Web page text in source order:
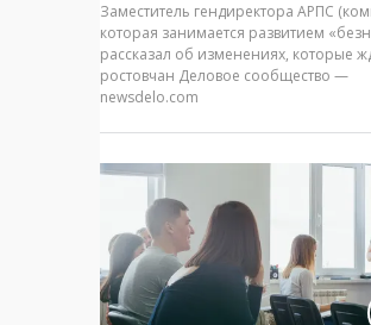
Заместитель гендиректора АРПС
которая занимается развитием
рассказал об изменениях, которые
ростовчан Деловое сообщество —
newsdelo.com